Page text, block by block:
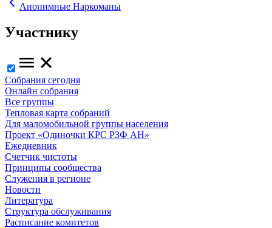
Анонимные Наркоманы
Участнику
Собрания сегодня
Онлайн собрания
Все группы
Тепловая карта собраний
Для маломобильной группы населения
Проект «Одиночки КРС РЗФ АН»
Ежедневник
Счетчик чистоты
Принципы сообщества
Служения в регионе
Новости
Литература
Структура обслуживания
Расписание комитетов